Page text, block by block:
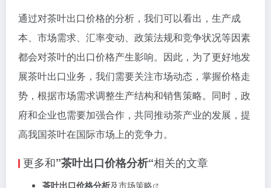
通过对茶叶出口价格的分析，我们可以看出，生产成
本、市场需求、汇率变动、政策法规和竞争状况等因素
都会对茶叶的出口价格产生影响。因此，为了更好地发
展茶叶出口业务，我们需要关注市场动态，掌握价格走
势，根据市场需求调整生产结构和销售策略。同时，政
府和企业也需要加强合作，共同推动茶产业的发展，提
高我国茶叶在国际市场上的竞争力。
更多和”茶叶出口价格分析“相关的文章
茶叶出口价格分析及市场策略